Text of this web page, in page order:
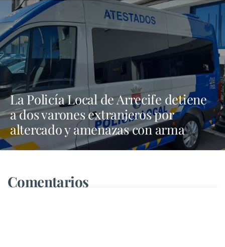
La Policía Local de Arrecife detiene
a dos varones extranjeros por
altercado y amenazas con arma
blanca
Comentarios